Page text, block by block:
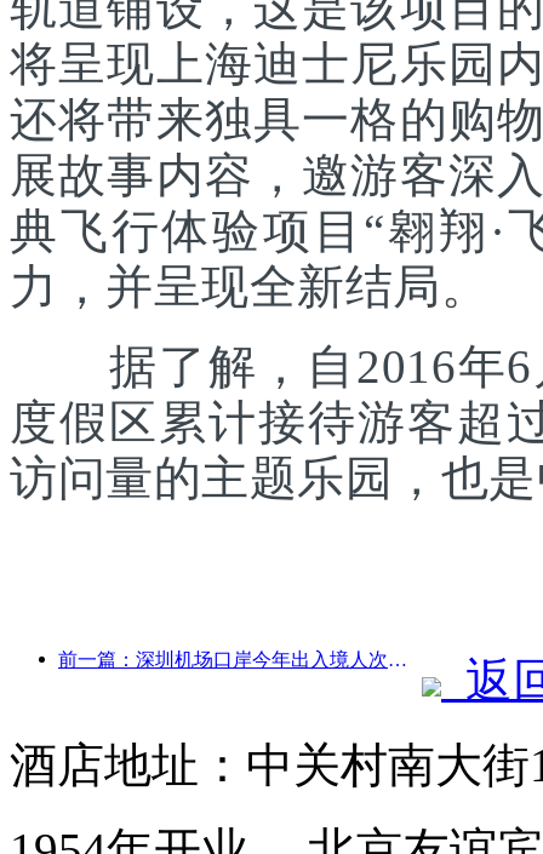
将呈现上海迪士尼乐园
还将带来独具一格的购
展故事内容，邀游客深
典飞行体验项目“翱翔·
力，并呈现全新结局。
据了解，自2016年6
度假区累计接待游客超
访问量的主题乐园，也
前一篇：深圳机场口岸今年出入境人次突破300万，创历史同期新高
返
酒店地址：中关村南大